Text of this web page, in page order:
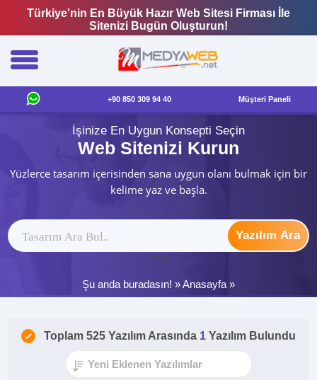
Türkiye'nin En Büyük Hazır Web Sitesi Firması İle
Sitenizi Bugün Oluşturun!
+90 850 309 94 40 Müşteri Paneli
İşinize En Uygun Konsepti Seçin
Web Sitenizi Kurun
Yüzlerce tasarım içerisinden sana uygun olanı bulmak için bir
kelime yaz ve başla.
Yazılım Ara
ytag
Şu anda buradasın! »Anasayfa »
Toplam 525 Yazılım Arasında 1 Yazılım Bulundu